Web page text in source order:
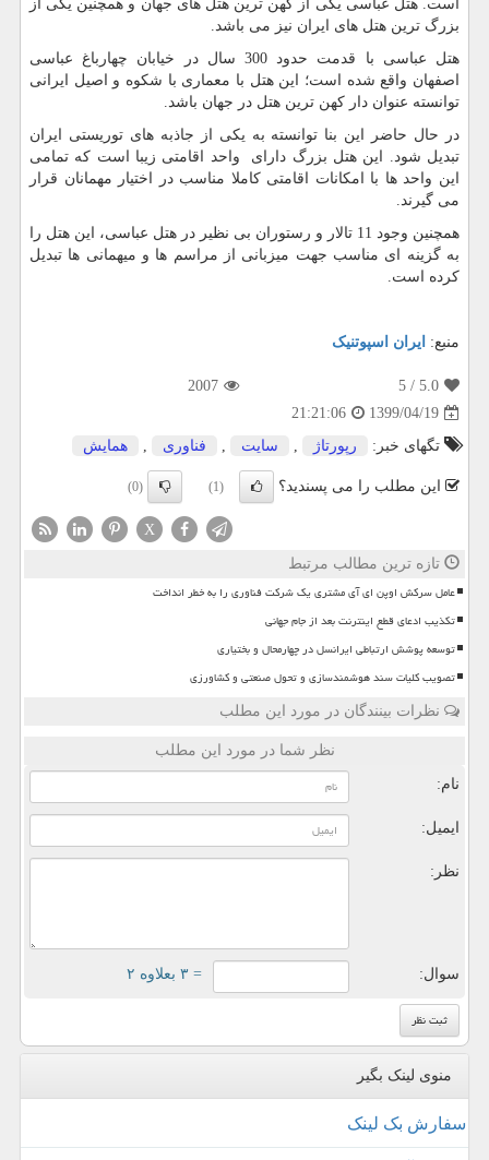
است. هتل عباسی یکی از کهن ترین هتل های جهان و همچنین یکی از
بزرگ ترین هتل های ایران نیز می باشد.
هتل عباسی با قدمت حدود 300 سال در خیابان چهارباغ عباسی
اصفهان واقع شده است؛ این هتل با معماری با شکوه و اصیل ایرانی
توانسته عنوان دار کهن ترین هتل در جهان باشد.
در حال حاضر این بنا توانسته به یکی از جاذبه های توریستی ایران
تبدیل شود. این هتل بزرگ دارای واحد اقامتی زیبا است که تمامی
این واحد ها با امکانات اقامتی کاملا مناسب در اختیار مهمانان قرار
می گیرند.
همچنین وجود 11 تالار و رستوران بی نظیر در هتل عباسی، این هتل را
به گزینه ای مناسب جهت میزبانی از مراسم ها و میهمانی ها تبدیل
کرده است.
منبع: ایران اسپوتنیک
5.0
/ 5
2007
1399/04/19
21:21:06
تگهای خبر:
رپورتاژ , سایت , فناوری , همایش
این مطلب را می پسندید؟ (1)
(0)
X
تازه ترین مطالب مرتبط
عامل سرکش اوپن ای آی مشتری یک شرکت فناوری را به خطر انداخت
تکذیب ادعای قطع اینترنت بعد از جام جهانی
توسعه پوشش ارتباطی ایرانسل در چهارمحال و بختیاری
تصویب کلیات سند هوشمندسازی و تحول صنعتی و کشاورزی
نظرات بینندگان در مورد این مطلب
نظر شما در مورد این مطلب
نام:
ایمیل:
نظر:
سوال: = ۳ بعلاوه ۲
منوی لینک بگیر
سفارش بک لینک